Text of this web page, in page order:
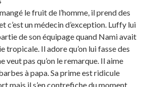
le fruit de l’homme, il prend des
c’est un médecin d’exception. Luffy lui
de son équipage quand Nami avait
tropicale. Il adore qu’on lui fasse des
veut pas qu’on le remarque. Il aime
à papa. Sa prime est ridicule
mais il s’en contrefiche du moment